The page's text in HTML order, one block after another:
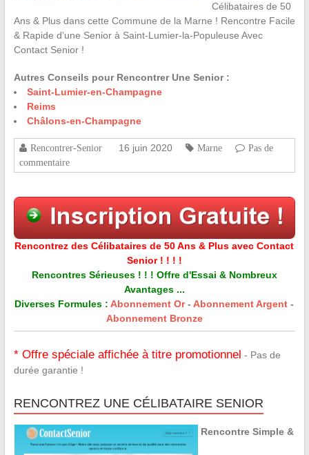
Célibataires de 50
Ans & Plus dans cette Commune de la Marne ! Rencontre Facile
& Rapide d’une Senior à Saint-Lumier-la-Populeuse Avec
Contact Senior !
Autres Conseils pour Rencontrer Une Senior :
Saint-Lumier-en-Champagne
Reims
Châlons-en-Champagne
Rencontrer-Senior 16 juin 2020 Marne
Pas de
commentaire
Rencontrez des Célibataires de 50 Ans & Plus avec Contact
Senior ! ! ! !
Rencontres Sérieuses ! ! ! Offre d'Essai & Nombreux
Avantages ...
Diverses Formules : Abonnement Or-Abonnement Argent -
Abonnement Bronze
* Offre spéciale affichée à titre promotionnel - Pas de
durée garantie !
RENCONTREZ UNE CÉLIBATAIRE SENIOR
Rencontre Simple &